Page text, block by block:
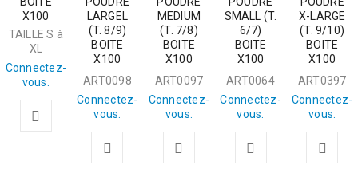
X100
TAILLE S à
XL
Connectez-
vous.
LARGEL
(T. 8/9)
BOITE
X100
ART0098
Connectez-
vous.
MEDIUM
(T. 7/8)
BOITE
X100
ART0097
Connectez-
vous.
SMALL (T.
6/7)
BOITE
X100
ART0064
Connectez-
vous.
X-LARGE
(T. 9/10)
BOITE
X100
ART0397
Connectez-
vous.